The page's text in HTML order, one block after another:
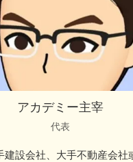
アカデミー主宰
代表
建設会社、大手不動産会社